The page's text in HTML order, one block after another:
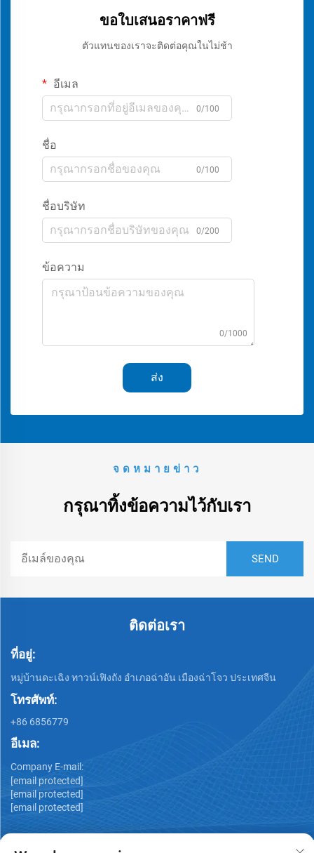
ขอใบเสนอราคาฟรี
ตัวแทนของเราจะติดต่อคุณในไม่ช้า
อีเมล
0/100
ชื่อ
0/100
ชื่อบริษัท
0/200
ข้อความ
0/1000
ส่ง
จดหมายข่าว
กรุณาทิ้งข้อความไว้กับเรา
ติดต่อเรา
ที่อยู่:
หมู่บ้านดะเฉิง ทาวน์เฟิงถัง อำเภอฉ่าอัน เมืองฉ่าโจว ประเทศจีน
โทรศัพท์:
+86 6856779
อีเมล:
Company E-mail:
[email protected]
[email protected]
[email protected]